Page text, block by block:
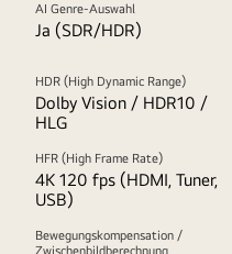
AI Genre-Auswahl
Ja (SDR/HDR)
HDR (High Dynamic Range)
Dolby Vision / HDR10 /
HLG
HFR (High Frame Rate)
4K 120 fps (HDMI, Tuner,
USB)
Bewegungskompensation /